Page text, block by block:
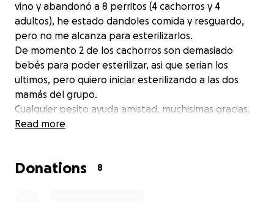
vino y abandonó a 8 perritos (4 cachorros y 4
adultos), he estado dandoles comida y resguardo,
pero no me alcanza para esterilizarlos.
De momento 2 de los cachorros son demasiado
bebés para poder esterilizar, asi que serian los
ultimos, pero quiero iniciar esterilizando a las dos
mamás del grupo.
Cualquier pesito ayuda amistad, muchisimas gracias.
Lo que sea que llegue a sobrar se va a donar a la
tienen muuucho tiempo ayudando a perritos de la
Read more
Donations 8